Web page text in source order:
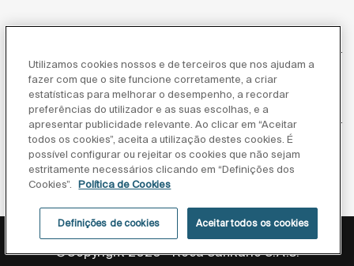
Inspiração
Siga-nos
Política de privacidade
©Copyright 2026 - Roca Sanitario S.A.U.
Utilizamos cookies nossos e de terceiros que nos ajudam a
fazer com que o site funcione corretamente, a criar
estatísticas para melhorar o desempenho, a recordar
preferências do utilizador e as suas escolhas, e a
apresentar publicidade relevante. Ao clicar em “Aceitar
todos os cookies”, aceita a utilização destes cookies. É
possível configurar ou rejeitar os cookies que não sejam
estritamente necessários clicando em “Definições dos
Cookies”.
Política de Cookies
Definições de cookies Aceitar todos os cookies